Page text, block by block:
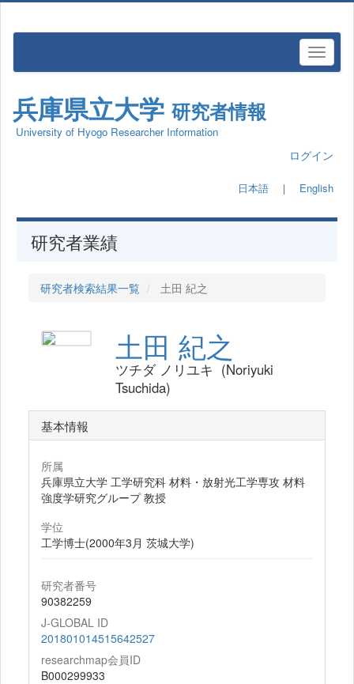
兵庫県立大学 研究者情報
University of Hyogo Researcher Information
ログイン
日本語 ｜ English
研究者業績
研究者検索結果一覧 土田 紀之
土田 紀之
ツチダ ノリユキ (Noriyuki
Tsuchida)
基本情報
所属
兵庫県立大学 工学研究科 材料・放射光工学専攻 材料
強度学研究グループ 教授
学位
工学博士(2000年3月 茨城大学)
研究者番号
90382259
J-GLOBAL ID
201801014515642527
researchmap会員ID
B000299933